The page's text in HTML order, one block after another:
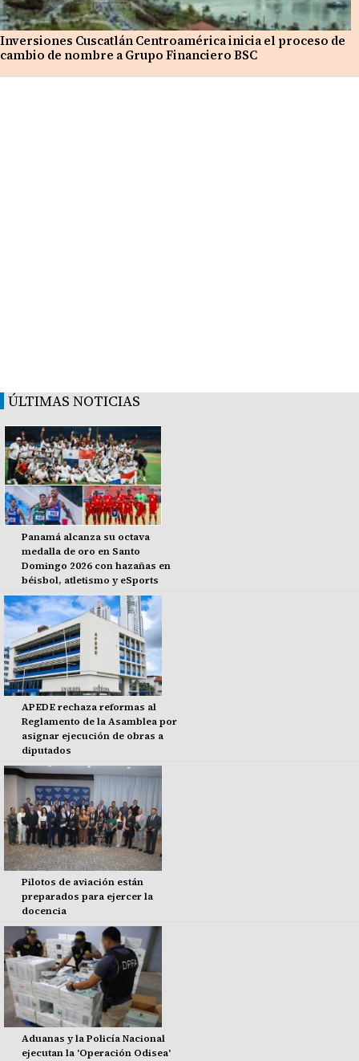
Inversiones Cuscatlán Centroamérica inicia el proceso de
cambio de nombre a Grupo Financiero BSC
ÚLTIMAS NOTICIAS
Panamá alcanza su octava
medalla de oro en Santo
Domingo 2026 con hazañas en
béisbol, atletismo y eSports
APEDE rechaza reformas al
Reglamento de la Asamblea por
asignar ejecución de obras a
diputados
Pilotos de aviación están
preparados para ejercer la
docencia
Aduanas y la Policía Nacional
ejecutan la 'Operación Odisea'